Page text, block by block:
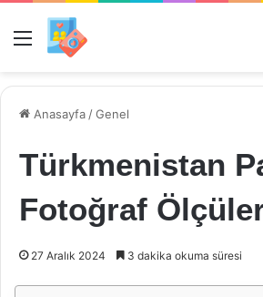
Menü
Anasayfa /Genel
Türkmenistan
Fotoğraf
27 Aralık 2024 3 dakika okuma süresi